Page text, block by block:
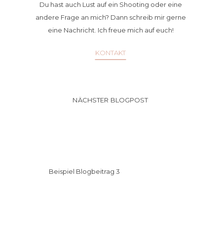
Du hast auch Lust auf ein Shooting oder eine
andere Frage an mich? Dann schreib mir gerne
eine Nachricht. Ich freue mich auf euch!
KONTAKT
NÄCHSTER BLOGPOST
Beispiel Blogbeitrag 3